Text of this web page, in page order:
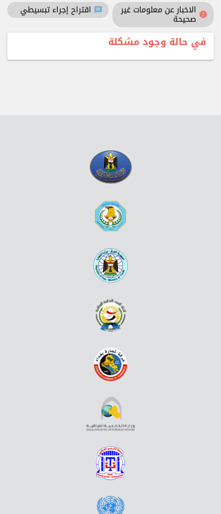
error الاخبار عن معلومات غير
صحيحة
chat اقتراح إجراء تبسيطي
في حالة وجود مشكلة